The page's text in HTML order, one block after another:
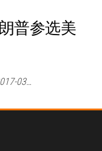
普参选美
03…